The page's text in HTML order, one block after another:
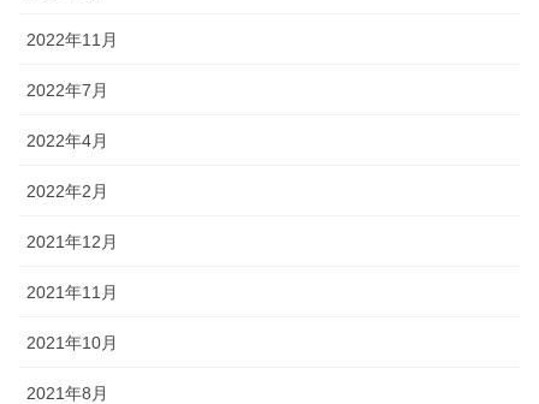
2022年11月
2022年7月
2022年4月
2022年2月
2021年12月
2021年11月
2021年10月
2021年8月